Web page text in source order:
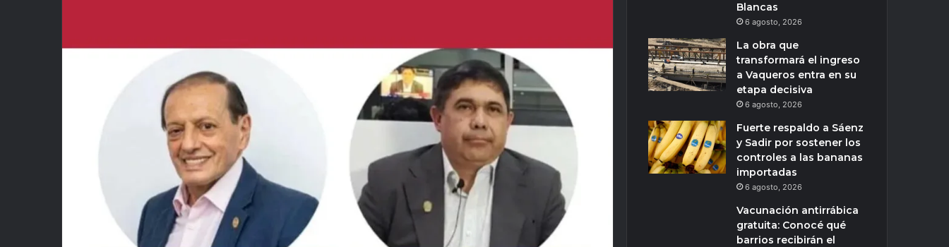
Blancas
6 agosto, 2026
La obra que
transformará el ingreso
a Vaqueros entra en su
etapa decisiva
6 agosto, 2026
Fuerte respaldo a Sáenz
y Sadir por sostener los
controles a las bananas
importadas
6 agosto, 2026
Vacunación antirrábica
gratuita: Conocé qué
barrios recibirán el